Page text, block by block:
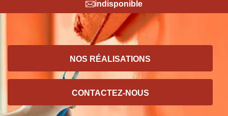
indisponible
NOS RÉALISATIONS
CONTACTEZ-NOUS